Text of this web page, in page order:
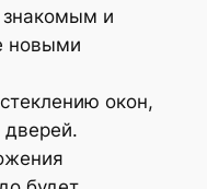
знакомым и
новыми
окон,
дверей.